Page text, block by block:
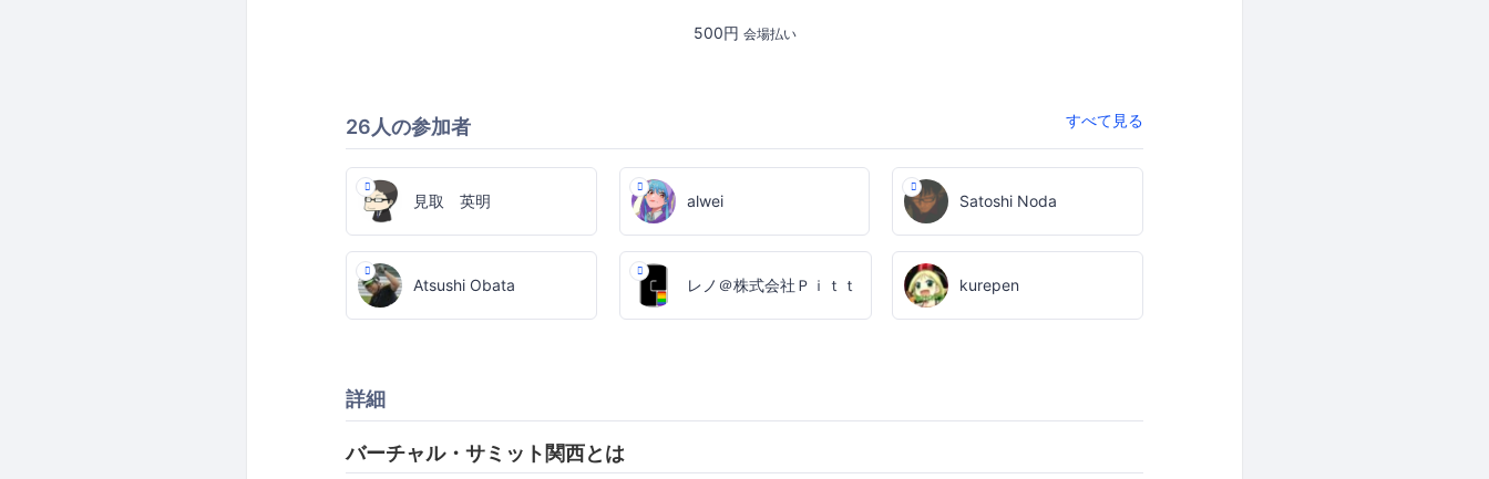
500円 会場払い
26人の参加者 すべて見る
見取 英明 alwei Satoshi Noda
Atsushi Obata レノ＠株式会社Ｐｉｔｔａｒｉ kurepen
詳細
バーチャル・サミット関西とは